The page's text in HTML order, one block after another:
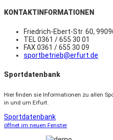
KONTAKTINFORMATIONEN
Friedrich-Ebert-Str. 60,
TEL 0361 / 655 30 01
FAX 0361 / 655 30 09
sportbetrieb@erfurt.de
Sportdatenbank
Hier finden sie Informationen zu allen
in und um Erfurt.
Sportdatenbank
öffnet im neuen Fenster